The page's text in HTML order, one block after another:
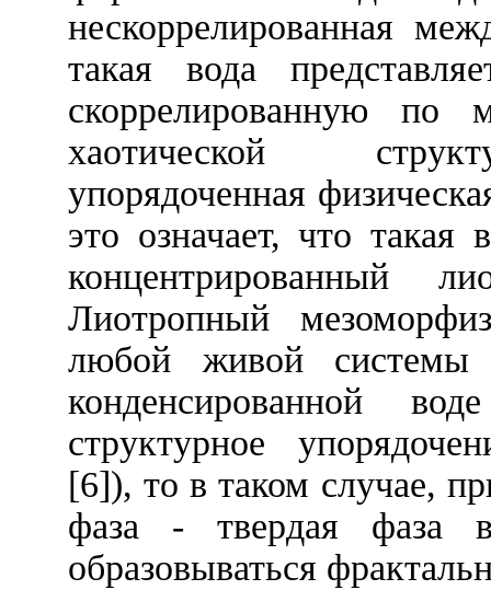
нескоррелированная
такая вода
скоррелированную
хаотической
упорядоченная
это означает, что такая
концентрированный
Лиотропный
любой живой системы
конденсированной
структурное
[6]), то в таком случае,
фаза - твердая фаза
образовываться